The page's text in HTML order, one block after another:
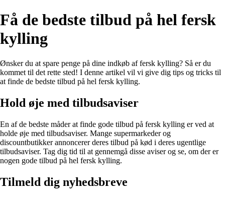
Få de bedste tilbud på hel fersk
kylling
Ønsker du at spare penge på dine indkøb af fersk kylling? Så er du
kommet til det rette sted! I denne artikel vil vi give dig tips og tricks til
at finde de bedste tilbud på hel fersk kylling.
Hold øje med tilbudsaviser
En af de bedste måder at finde gode tilbud på fersk kylling er ved at
holde øje med tilbudsaviser. Mange supermarkeder og
discountbutikker annoncerer deres tilbud på kød i deres ugentlige
tilbudsaviser. Tag dig tid til at gennemgå disse aviser og se, om der er
nogen gode tilbud på hel fersk kylling.
Tilmeld dig nyhedsbreve